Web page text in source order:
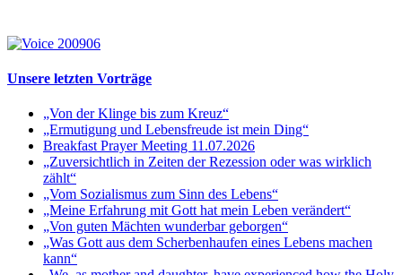
Unsere letzten Vorträge
„Von der Klinge bis zum Kreuz“
„Ermutigung und Lebensfreude ist mein Ding“
Breakfast Prayer Meeting 11.07.2026
„Zuversichtlich in Zeiten der Rezession oder was wirklich
zählt“
„Vom Sozialismus zum Sinn des Lebens“
„Meine Erfahrung mit Gott hat mein Leben verändert“
„Von guten Mächten wunderbar geborgen“
„Was Gott aus dem Scherbenhaufen eines Lebens machen
kann“